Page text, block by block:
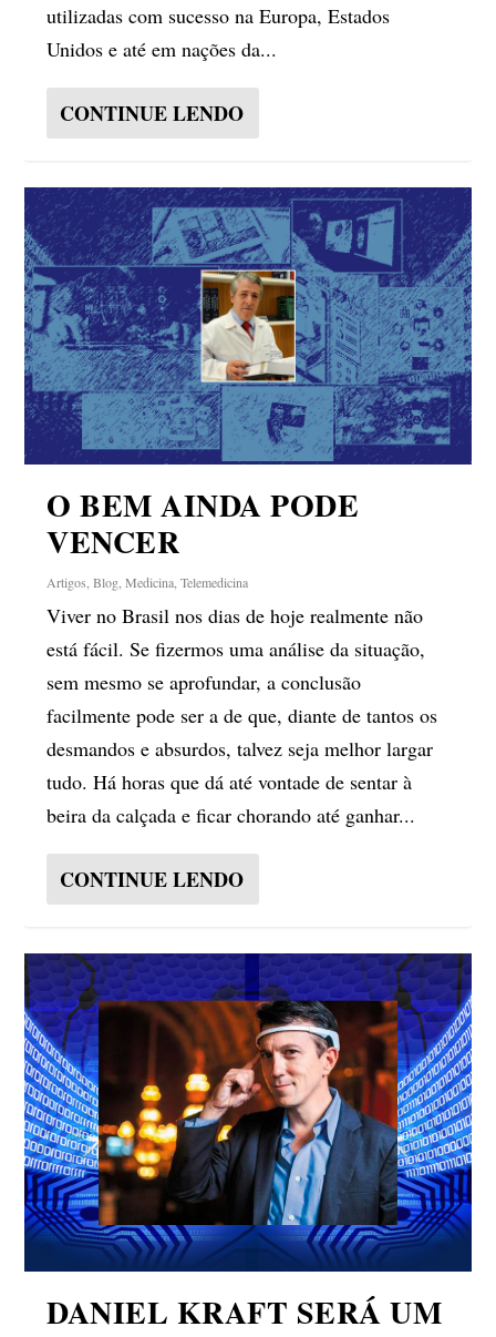
utilizadas com sucesso na Europa, Estados
Unidos e até em nações da...
CONTINUE LENDO
O BEM AINDA PODE
VENCER
Artigos ,Blog ,Medicina ,Telemedicina
Viver no Brasil nos dias de hoje realmente não
está fácil. Se fizermos uma análise da situação,
sem mesmo se aprofundar, a conclusão
facilmente pode ser a de que, diante de tantos os
desmandos e absurdos, talvez seja melhor largar
tudo. Há horas que dá até vontade de sentar à
beira da calçada e ficar chorando até ganhar...
CONTINUE LENDO
DANIEL KRAFT SERÁ UM